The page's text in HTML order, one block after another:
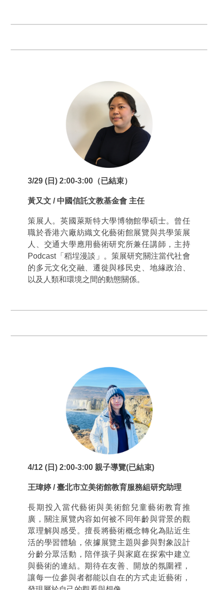
3/29 (日) 2:00-3:00（已結束）
黃又文 / 中國信託文教基金會 主任
策展人。英國萊斯特大學博物館學碩士。曾任
職於香港六廠紡織文化藝術館展覽與共學策展
人、交通大學應用藝術研究所兼任講師，主持
Podcast「稻埕漫談」。策展研究關注當代社會
的多元文化交融、遷徙與移民史、地緣政治、
以及人類和環境之間的動態關係。
4/12 (日) 2:00-3:00 親子導覽(已結束)
王瑋婷 / 臺北市立美術館教育服務組研究助理
長期投入當代藝術與美術館兒童藝術教育推
廣，關注展覽內容如何被不同年齡與背景的觀
眾理解與感受。擅長將藝術概念轉化為貼近生
活的學習體驗，依據展覽主題與參與對象設計
分齡分眾活動，陪伴孩子與家庭在探索中建立
與藝術的連結。期待在友善、開放的氛圍裡，
讓每一位參與者都能以自在的方式走近藝術，